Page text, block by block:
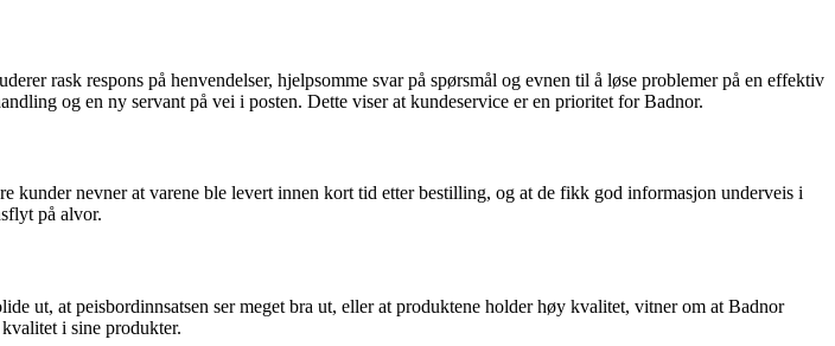
rask respons på henvendelser, hjelpsomme svar på spørsmål og evnen til å løse problemer på en effektiv
og en ny servant på vei i posten. Dette viser at kundeservice er en prioritet for Badnor.
nevner at varene ble levert innen kort tid etter bestilling, og at de fikk god informasjon underveis i
på alvor.
ut, at peisbordinnsatsen ser meget bra ut, eller at produktene holder høy kvalitet, vitner om at Badnor
i sine produkter.